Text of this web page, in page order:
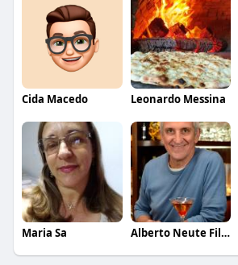
Cida Macedo Leonardo Messina
Maria Sa Alberto Neute Filho